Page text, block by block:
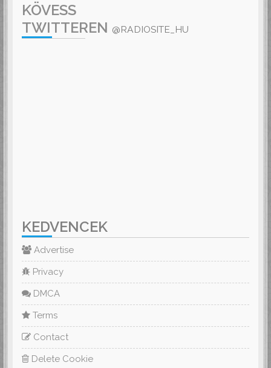
KÖVESS
TWITTEREN @RADIOSITE_HU
KEDVENCEK
Advertise
Privacy
DMCA
Terms
Contact
Delete Cookie